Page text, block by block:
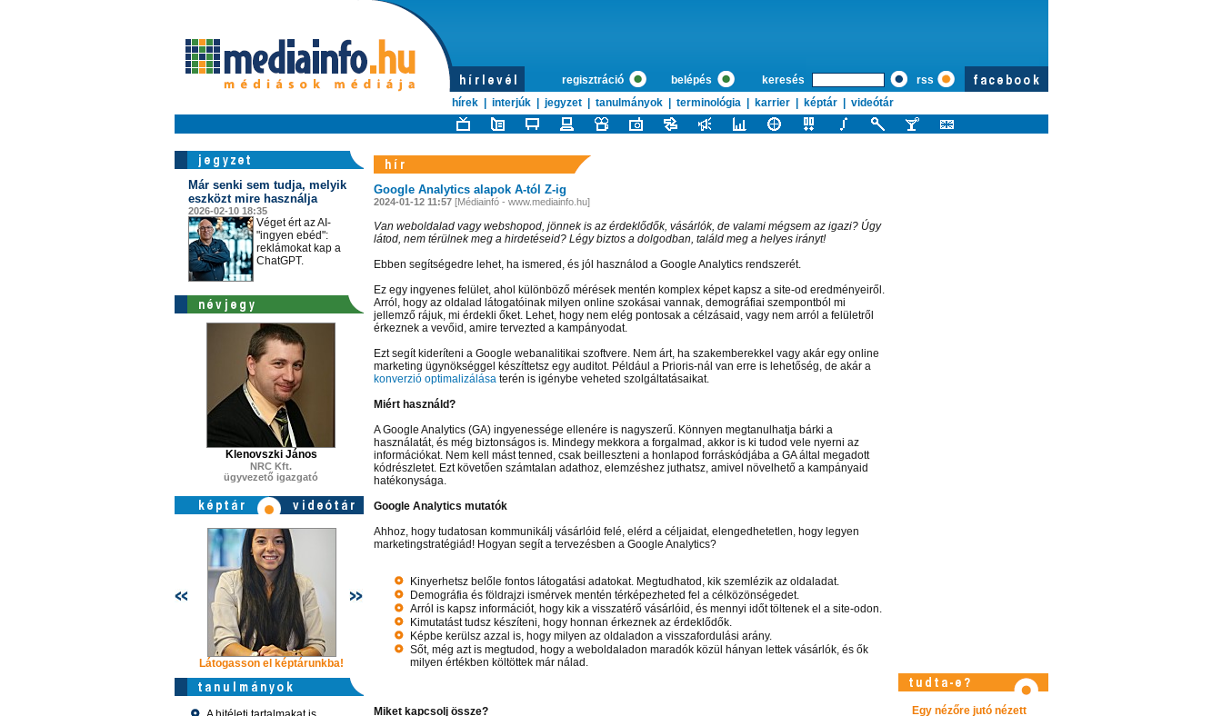
regisztráció belépés keresés
rss
hírek
interjúk jegyzet tanulmányok terminológia karrier képtár videótár
Már senki sem tudja, melyik
eszközt mire használja
2026-02-10 18:35
Véget ért az AI-
"ingyen ebéd":
reklámokat kap a
ChatGPT.
Klenovszki János
NRC Kft.
ügyvezető igazgató
Látogasson el képtárunkba! Látogasson el képtárunkba! Látogasson el képtárunkba!
Google Analytics alapok A-tól Z-ig
2024-01-12 11:57[Médiainfó - www.mediainfo.hu]
Van weboldalad vagy webshopod, jönnek is az érdeklődők, vásárlók, de valami mégsem az igazi? Úgy
látod, nem térülnek meg a hirdetéseid? Légy biztos a dolgodban, találd meg a helyes irányt!
Ebben segítségedre lehet, ha ismered, és jól használod a Google Analytics rendszerét.
Ez egy ingyenes felület, ahol különböző mérések mentén komplex képet kapsz a site-od eredményeiről.
Arról, hogy az oldalad látogatóinak milyen online szokásai vannak, demográfiai szempontból mi
jellemző rájuk, mi érdekli őket. Lehet, hogy nem elég pontosak a célzásaid, vagy nem arról a felületről
érkeznek a vevőid, amire tervezted a kampányodat.
Ezt segít kideríteni a Google webanalitikai szoftvere. Nem árt, ha szakemberekkel vagy akár egy online
marketing ügynökséggel készíttetsz egy auditot. Például a Prioris-nál van erre is lehetőség, de akár a
konverzió optimalizálásaterén is igénybe veheted szolgáltatásaikat.
Miért használd?
A Google Analytics (GA) ingyenessége ellenére is nagyszerű. Könnyen megtanulhatja bárki a
használatát, és még biztonságos is. Mindegy mekkora a forgalmad, akkor is ki tudod vele nyerni az
információkat. Nem kell mást tenned, csak beilleszteni a honlapod forráskódjába a GA által megadott
kódrészletet. Ezt követően számtalan adathoz, elemzéshez juthatsz, amivel növelhető a kampányaid
hatékonysága.
Google Analytics mutatók
Ahhoz, hogy tudatosan kommunikálj vásárlóid felé, elérd a céljaidat, elengedhetetlen, hogy legyen
marketingstratégiád! Hogyan segít a tervezésben a Google Analytics?
Kinyerhetsz belőle fontos látogatási adatokat. Megtudhatod, kik szemlézik az oldaladat.
Demográfia és földrajzi ismérvek mentén térképezheted fel a célközönségedet.
Arról is kapsz információt, hogy kik a visszatérő vásárlóid, és mennyi időt töltenek el a site-odon.
Kimutatást tudsz készíteni, hogy honnan érkeznek az érdeklődők.
Képbe kerülsz azzal is, hogy milyen az oldaladon a visszafordulási arány.
Sőt, még azt is megtudod, hogy a weboldaladon maradók közül hányan lettek vásárlók, és ők
milyen értékben költöttek már nálad.
Miket kapcsolj össze?
Egy nézőre jutó nézett